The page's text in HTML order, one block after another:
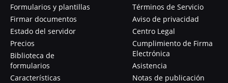
Formularios y plantillas
Firmar documentos
Estado del servidor
Precios
Biblioteca de
formularios
Características
Términos de Servicio
Aviso de privacidad
Centro Legal
Cumplimiento de Firma
Electrónica
Asistencia
Notas de publicación